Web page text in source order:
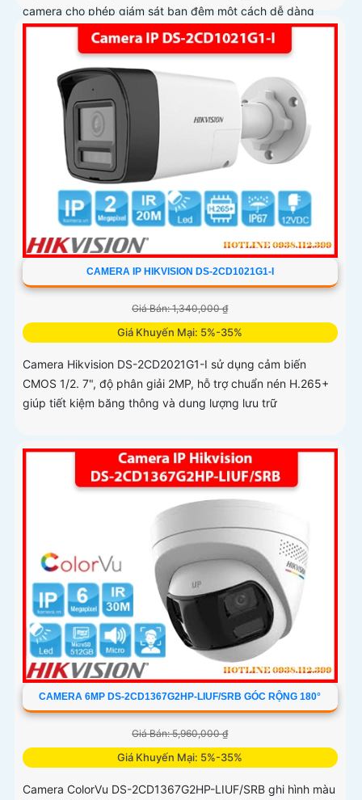
camera cho phép giám sát ban đêm một cách dễ dàng
CAMERA IP HIKVISION DS-2CD1021G1-I
Giá Bán: 1,340,000 ₫
Giá Khuyến Mại: 5%-35%
Camera Hikvision DS-2CD2021G1-I sử dụng cảm biến
CMOS 1/2. 7", độ phân giải 2MP, hỗ trợ chuẩn nén H.265+
giúp tiết kiệm băng thông và dung lượng lưu trữ
CAMERA 6MP DS-2CD1367G2HP-LIUF/SRB GÓC RỘNG 180°
Giá Bán: 5,960,000 ₫
Giá Khuyến Mại: 5%-35%
Camera ColorVu DS-2CD1367G2HP-LIUF/SRB ghi hình màu